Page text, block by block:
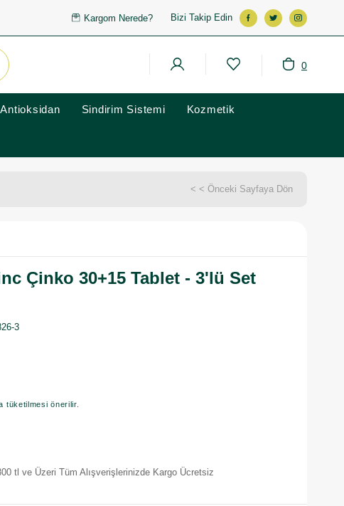
Kargom Nerede? Bizi Takip Edin
0
Antioksidan Sindirim Sistemi Kozmetik
< < Önceki Sayfaya Dön
Çinko 30+15 Tablet - 3'lü Set
3
tüketilmesi önerilir.
tl ve Üzeri Tüm Alışverişlerinizde Kargo Ücretsiz